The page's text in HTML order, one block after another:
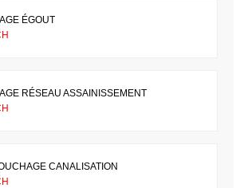
ÉGOUT
RÉSEAU ASSAINISSEMENT
CANALISATION